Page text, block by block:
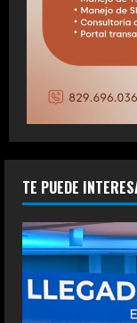
TE PUEDE